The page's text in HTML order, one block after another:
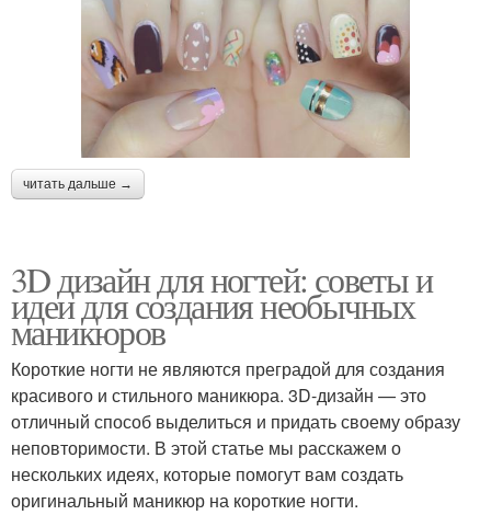
читать дальше →
3D дизайн для ногтей: советы и
идеи для создания необычных
маникюров
Короткие ногти не являются преградой для создания
красивого и стильного маникюра. 3D-дизайн — это
отличный способ выделиться и придать своему образу
неповторимости. В этой статье мы расскажем о
нескольких идеях, которые помогут вам создать
оригинальный маникюр на короткие ногти.